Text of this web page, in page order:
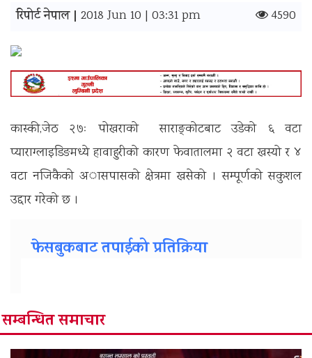
रिपोर्ट नेपाल | 2018 Jun 10 | 03:31 pm 4590
कास्की,जेठ २७ः पाेखराकाे साराङ्काेटबाट उडेकाे ६ वटा
प्याराग्लाइडिङमध्ये हावाहुरीकाे कारण फेवातालमा २ वटा खस्याे र ४
वटा नजिकैकाे अासपासकाे क्षेत्रमा खसेकाे । सम्पूर्णकाे सकुशल
उद्दार गरेकाे छ ।
फेसबुकबाट तपाईको प्रतिक्रिया
सम्बन्धित समाचार